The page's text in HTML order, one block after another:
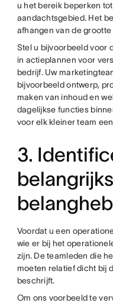
u het bereik beperken
aandachtsgebied. Het
afhangen van de
Stel u bijvoorbeeld voor
in actieplannen voor
bedrijf. Uw
bijvoorbeeld ontwerp,
maken van inhoud en
dagelijkse functies
voor elk kleiner team
3.
Voordat u een
wie er bij het
zijn. De teamleden die
moeten relatief dicht bij
beschrijft.
Om ons voorbeeld te